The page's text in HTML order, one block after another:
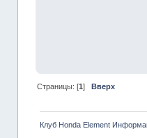
Страницы: [1 ] Вверх
Клуб Honda Element